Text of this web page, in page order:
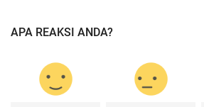
APA REAKSI ANDA?